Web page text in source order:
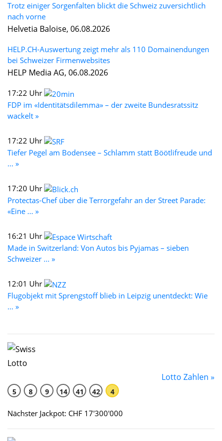
Trotz einiger Sorgenfalten blickt die Schweiz zuversichtlich
nach vorne
Helvetia Baloise, 06.08.2026
HELP.CH-Auswertung zeigt mehr als 110 Domainendungen
bei Schweizer Firmenwebsites
HELP Media AG, 06.08.2026
17:22 Uhr
FDP im «Identitätsdilemma» – der zweite Bundesratssitz
wackelt »
17:22 Uhr
Tiefer Pegel am Bodensee – Schlamm statt Böötlifreude und
... »
17:20 Uhr
Protectas-Chef über die Terrorgefahr an der Street Parade:
«Eine ... »
16:21 Uhr
Made in Switzerland: Von Autos bis Pyjamas – sieben
Schweizer ... »
12:01 Uhr
Flugobjekt mit Sprengstoff blieb in Leipzig unentdeckt: Wie
... »
Lotto Zahlen »
5 8 9 14 41 42 4
Nächster Jackpot: CHF 17'300'000